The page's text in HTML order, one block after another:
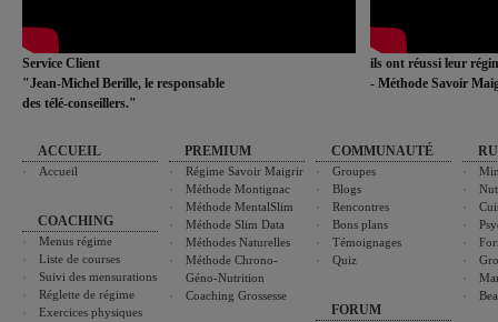
Service Client
"Jean-Michel Berille, le responsable
des télé-conseillers."
ils ont réussi leur
- Méthode Savoir
ACCUEIL
Accueil
COACHING
Menus régime
Liste de courses
Suivi des mensurations
Réglette de régime
Exercices physiques
PREMIUM
Régime Savoir Maigrir
Méthode Montignac
Méthode MentalSlim
Méthode Slim Data
Méthodes Naturelles
Méthode Chrono-
Géno-Nutrition
Coaching Grossesse
COMMUNAUTÉ
Groupes
Blogs
Rencontres
Bons plans
Témoignages
Quiz
FORUM